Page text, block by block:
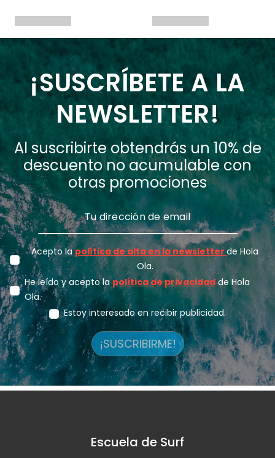
¡SUSCRÍBETE A LA
NEWSLETTER!
Al suscribirte obtendrás un 10% de
descuento no acumulable con
otras promociones
Acepto lapolítica de alta en la newsletter de Hola
Ola.
He leído y acepto lapolítica de privacidadde Hola
Ola.
Estoy interesado en recibir publicidad.
¡SUSCRIBIRME!
Escuela de Surf